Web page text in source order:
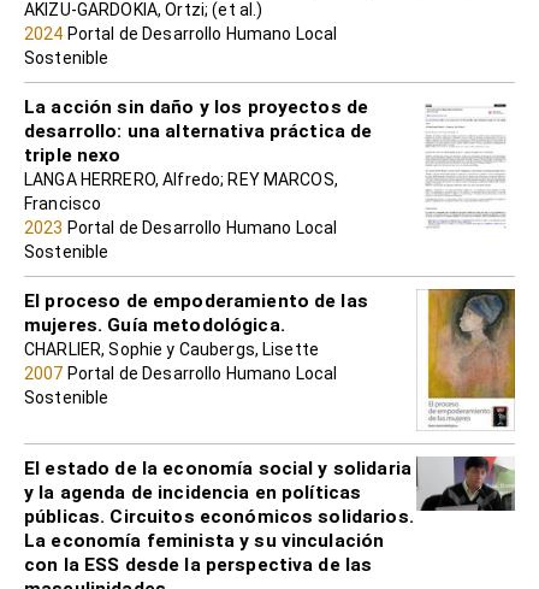
AKIZU-GARDOKIA, Ortzi; (et al.)
2024 Portal de Desarrollo Humano Local
Sostenible
La acción sin daño y los proyectos de
desarrollo: una alternativa práctica de
triple nexo
LANGA HERRERO, Alfredo; REY MARCOS,
Francisco
2023 Portal de Desarrollo Humano Local
Sostenible
El proceso de empoderamiento de las
mujeres. Guía metodológica.
CHARLIER, Sophie y Caubergs, Lisette
2007 Portal de Desarrollo Humano Local
Sostenible
El estado de la economía social y solidaria
y la agenda de incidencia en políticas
públicas. Circuitos económicos solidarios.
La economía feminista y su vinculación
con la ESS desde la perspectiva de las